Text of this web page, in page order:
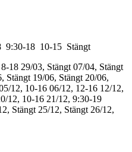
9:30-18 10-15 Stängt
18 29/03, Stängt 07/04, Stängt
Stängt 19/06, Stängt 20/06,
12, 10-16 06/12, 12-16 12/12,
12, 10-16 21/12, 9:30-19
Stängt 25/12, Stängt 26/12,